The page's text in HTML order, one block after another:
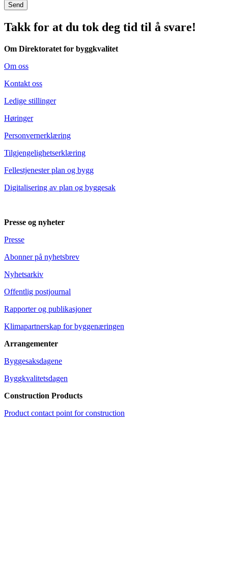
Send
Takk for at du tok deg tid til å svare!
Om Direktoratet for byggkvalitet
Om oss
Kontakt oss
Ledige stillinger
Høringer
Personvernerklæring
Tilgjengelighetserklæring
Fellestjenester plan og bygg
Digitalisering av plan og byggesak
Presse og nyheter
Presse
Abonner på nyhetsbrev
Nyhetsarkiv
Offentlig postjournal
Rapporter og publikasjoner
Klimapartnerskap for byggenæringen
Arrangementer
Byggesaksdagene
Byggkvalitetsdagen
Construction Products
Product contact point for construction